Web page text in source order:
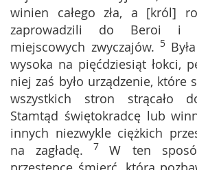
winien całego zła, a [król]
zaprowadzili do Beroi i
miejscowych zwyczajów. 5
wysoka na pięćdziesiąt łokci,
niej zaś było urządzenie, które
wszystkich stron strącało
Stamtąd świętokradcę lub
innych niezwykle ciężkich
na zagładę. 7W ten